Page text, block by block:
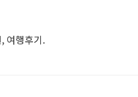
여행후기.